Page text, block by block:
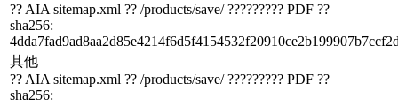
?? AIA sitemap.xml ?? /products/save/ ????????? PDF ??
sha256:
其他
?? AIA sitemap.xml ?? /products/save/ ????????? PDF ??
sha256: